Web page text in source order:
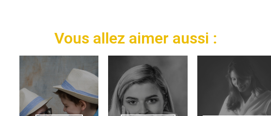
Vous allez aimer aussi :